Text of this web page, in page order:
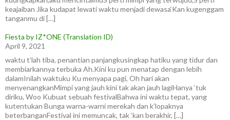
keajaiban Jika kudapat lewati waktu menjadi dewasa‘Kan kugenggam
tanganmu di […]
Fiesta by IZ*ONE (Translation ID)
April 9, 2021
waktu t’lah tiba, penantian panjangkusingkap hatiku yang tidur dan
membiarkannya terbuka Ah.Kini ku pun menatap dengan lebih
dalamInilah waktuku Ku menyapa pagi, Oh hari akan
menyenangkanMimpi yang jauh kini tak akan jauh lagiHanya ‘tuk
diriku, Woo Kubuat sebuah festivalBahwa ini waktu tepat, yang
kutentukan Bunga warna-warni merekah dan k’lopaknya
beterbanganFestival ini memuncak, tak ‘kan berakhir, […]